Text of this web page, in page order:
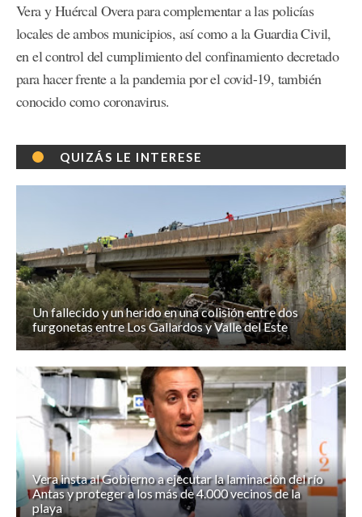
Vera y Huércal Overa para complementar a las policías
locales de ambos municipios, así como a la Guardia Civil,
en el control del cumplimiento del confinamiento decretado
para hacer frente a la pandemia por el covid-19, también
conocido como coronavirus.
QUIZÁS LE INTERESE
Un fallecido y un herido en una colisión entre dos
furgonetas entre Los Gallardos y Valle del Este
Vera insta al Gobierno a ejecutar la laminación del río
Antas y proteger a los más de 4.000 vecinos de la
playa